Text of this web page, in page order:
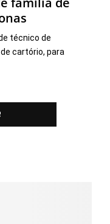
técnico de
cartório, para